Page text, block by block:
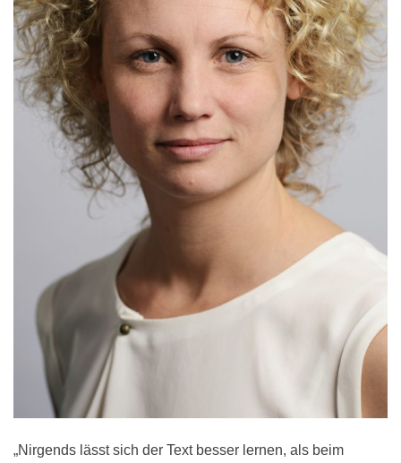
„Nirgends lässt sich der Text besser lernen, als beim